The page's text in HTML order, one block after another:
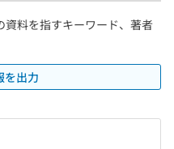
資料を指すキーワード、著者
を出力